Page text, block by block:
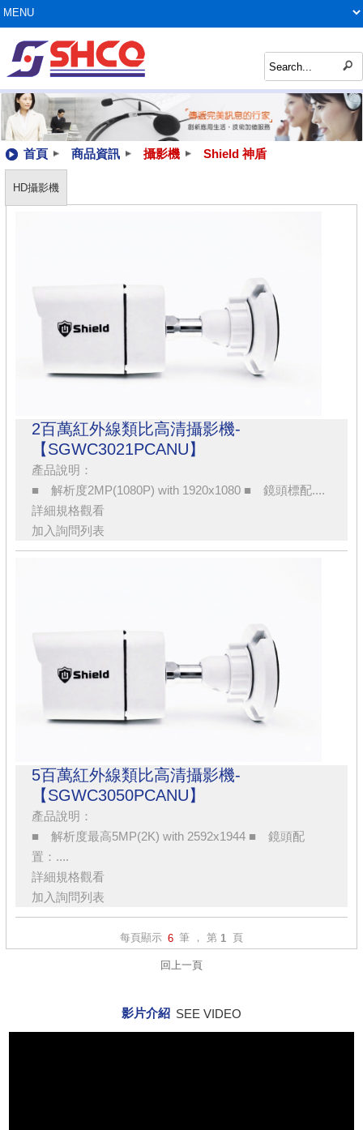
首頁 商品資訊 攝影機 Shield 神盾
HD攝影機
2百萬紅外線類比高清攝影機-
【SGWC3021PCANU】
產品說明：
■ 解析度2MP(1080P) with 1920x1080 ■ 鏡頭標配....
詳細規格觀看
加入詢問列表
5百萬紅外線類比高清攝影機-
【SGWC3050PCANU】
產品說明：
■ 解析度最高5MP(2K) with 2592x1944 ■ 鏡頭配
置：....
詳細規格觀看
加入詢問列表
每頁顯示 6 筆 ， 第 1 頁
回上一頁
影片介紹 SEE VIDEO